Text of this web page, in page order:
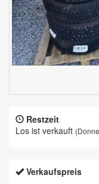
Restzeit
Los ist verkauft
Verkaufspreis